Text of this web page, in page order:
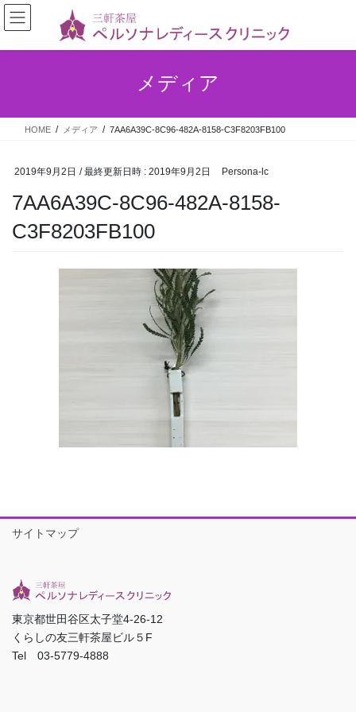
メディア
HOME メディア 7AA6A39C-8C96-482A-8158-C3F8203FB100
2019年9月2日 / 最終更新日時 : 2019年9月2日 Persona-lc
7AA6A39C-8C96-482A-8158-
C3F8203FB100
サイトマップ
東京都世田谷区太子堂4-26-12
くらしの友三軒茶屋ビル５F
Tel 03-5779-4888